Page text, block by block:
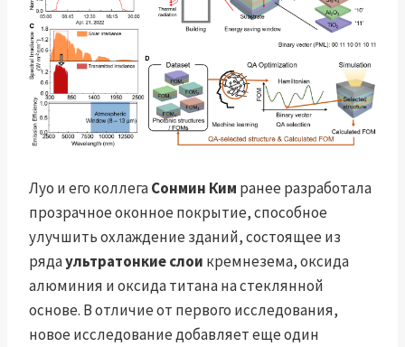
Луо и его коллегаСонмин Ким ранее разработала
прозрачное оконное покрытие, способное
улучшить охлаждение зданий, состоящее из
рядаультратонкие слои кремнезема, оксида
алюминия и оксида титана на стеклянной
основе. В отличие от первого исследования,
новое исследование добавляет еще один